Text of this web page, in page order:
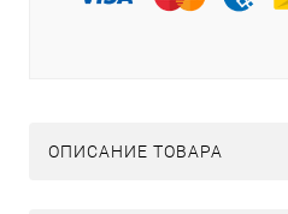
ОПИСАНИЕ ТОВАРА